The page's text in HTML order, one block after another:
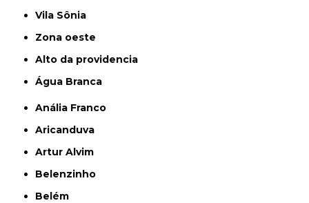
Vila Sônia
Zona oeste
alto da providencia
Água Branca
Anália Franco
Aricanduva
Artur Alvim
Belenzinho
Belém